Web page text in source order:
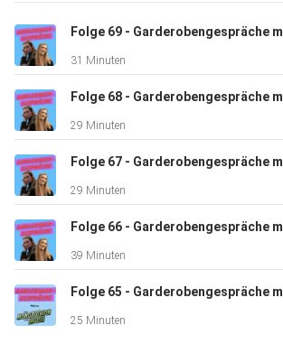
31 Minuten
29 Minuten
29 Minuten
39 Minuten
25 Minuten